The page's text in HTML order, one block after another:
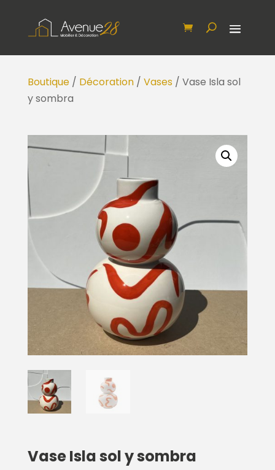
Boutique/ Décoration/ Vases/ Vase Isla sol
y sombra
Vase Isla sol y sombra